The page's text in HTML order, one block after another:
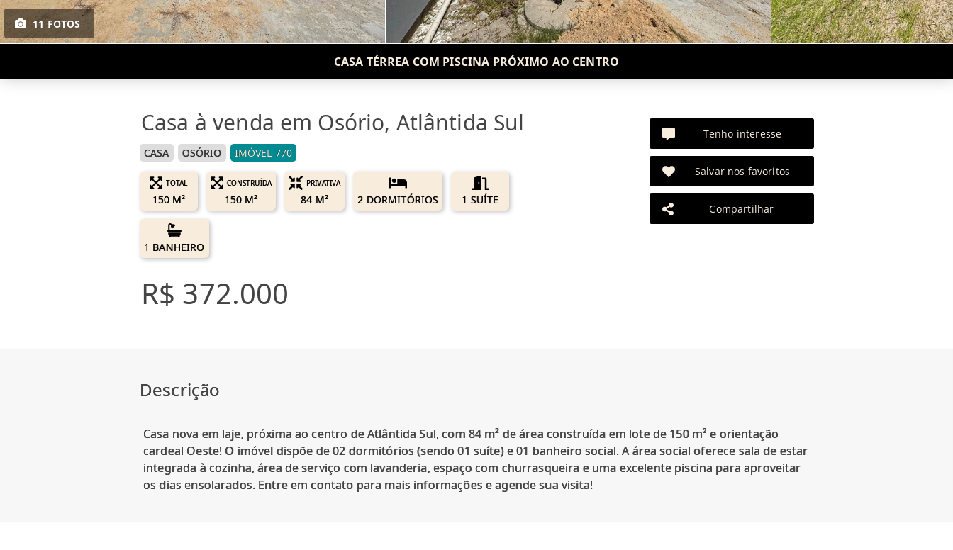
11 FOTOS
CASA TÉRREA COM PISCINA PRÓXIMO AO CENTRO
Casa à venda em Osório, Atlântida Sul
CASA OSÓRIO IMÓVEL 770
TOTAL
150 M²
CONSTRUÍDA
150 M²
PRIVATIVA
84 M² 2 DORMITÓRIOS 1 SUÍTE
1 BANHEIRO
R$ 372.000
Tenho interesse
Salvar nos favoritos
Compartilhar
Descrição
Casa nova em laje, próxima ao centro de Atlântida Sul, com 84 m² de área construída em lote de 150 m² e orientação
cardeal Oeste! O imóvel dispõe de 02 dormitórios (sendo 01 suíte) e 01 banheiro social. A área social oferece sala de estar
integrada à cozinha, área de serviço com lavanderia, espaço com churrasqueira e uma excelente piscina para aproveitar